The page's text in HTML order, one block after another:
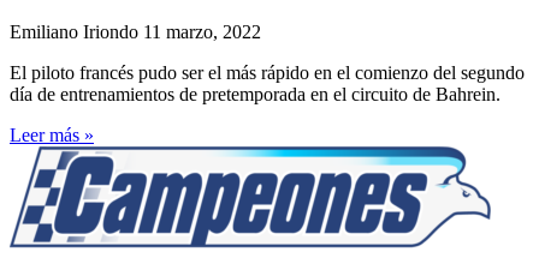
Emiliano Iriondo 11 marzo, 2022
El piloto francés pudo ser el más rápido en el comienzo del segundo
día de entrenamientos de pretemporada en el circuito de Bahrein.
Leer más »